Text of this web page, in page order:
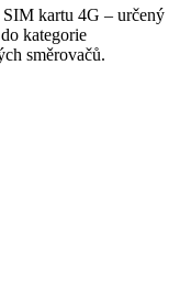
kartu 4G – určený
kategorie
směrovačů.